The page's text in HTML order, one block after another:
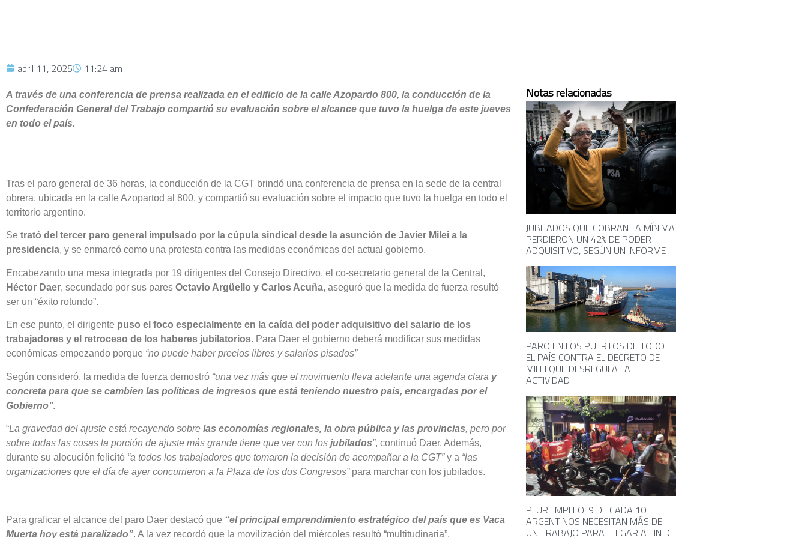
abril 11, 2025 11:24 am
A través de una conferencia de prensa realizada en el edificio de la calle Azopardo 800, la conducción de la
Confederación General del Trabajo compartió su evaluación sobre el alcance que tuvo la huelga de este jueves
en todo el país.
Tras el paro general de 36 horas, la conducción de la CGT brindó una conferencia de prensa en la sede de la central
obrera, ubicada en la calle Azopartod al 800, y compartió su evaluación sobre el impacto que tuvo la huelga en todo el
territorio argentino.
Se trató del tercer paro general impulsado por la cúpula sindical desde la asunción de Javier Milei a la
presidencia, y se enmarcó como una protesta contra las medidas económicas del actual gobierno.
Encabezando una mesa integrada por 19 dirigentes del Consejo Directivo, el co-secretario general de la Central,
Héctor Daer, secundado por sus pares Octavio Argüello y Carlos Acuña, aseguró que la medida de fuerza resultó
ser un “éxito rotundo”.
En ese punto, el dirigente puso el foco especialmente en la caída del poder adquisitivo del salario de los
trabajadores y el retroceso de los haberes jubilatorios. Para Daer el gobierno deberá modificar sus medidas
económicas empezando porque “no puede haber precios libres y salarios pisados”
Según consideró, la medida de fuerza demostró “una vez más que el movimiento lleva adelante una agenda clara y
concreta para que se cambien las políticas de ingresos que está teniendo nuestro país, encargadas por el
Gobierno”.
“La gravedad del ajuste está recayendo sobre las economías regionales, la obra pública y las provincias, pero por
sobre todas las cosas la porción de ajuste más grande tiene que ver con los jubilados”, continuó Daer. Además,
durante su alocución felicitó “a todos los trabajadores que tomaron la decisión de acompañar a la CGT”y a “las
organizaciones que el día de ayer concurrieron a la Plaza de los dos Congresos” para marchar con los jubilados.
Para graficar el alcance del paro Daer destacó que “el principal emprendimiento estratégico del país que es Vaca
Muerta hoy está paralizado”. A la vez recordó que la movilización del miércoles resultó “multitudinaria”.
Notas relacionadas
JUBILADOS QUE COBRAN LA MÍNIMA
PERDIERON UN 42% DE PODER
ADQUISITIVO, SEGÚN UN INFORME
PARO EN LOS PUERTOS DE TODO
EL PAÍS CONTRA EL DECRETO DE
MILEI QUE DESREGULA LA
ACTIVIDAD
PLURIEMPLEO: 9 DE CADA 10
ARGENTINOS NECESITAN MÁS DE
UN TRABAJO PARA LLEGAR A FIN DE